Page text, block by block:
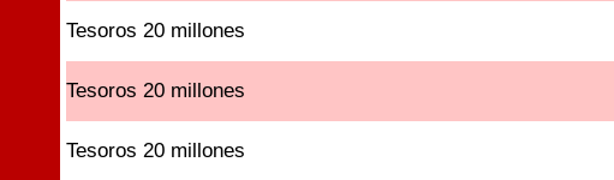
Tesoros 20 millones
Tesoros 20 millones
Tesoros 20 millones